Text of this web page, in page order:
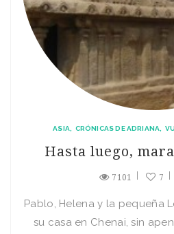
ASIA CRÓNICAS DE ADRIANA
Hasta luego,
7101 7
Pablo, Helena y la pequeña
su casa en Chenai, sin